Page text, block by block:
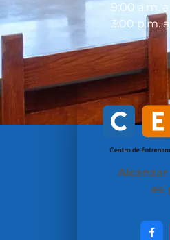
9:00 a.m.
3:00 p.m. a
es